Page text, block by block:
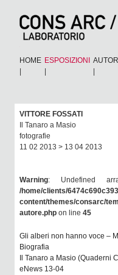
HOME ESPOSIZIONI
AUTORI
VITTORE FOSSATI
Il Tanaro a Masio
fotografie
11 02 2013 > 13 04 2013
Warning: Undefined
/home/clients/
content/themes/consarc/
autore.php on line 45
Gli alberi non hanno voce –
Biografia
Il Tanaro a Masio (Quaderni
eNews 13-04